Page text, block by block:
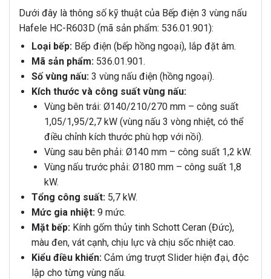
Dưới đây là thông số kỹ thuật của Bếp điện 3 vùng nấu
Hafele HC-R603D (mã sản phẩm: 536.01.901):
Loại bếp:Bếp điện (bếp hồng ngoại), lắp đặt âm.
Mã sản phẩm:536.01.901.
Số vùng nấu:3 vùng nấu điện (hồng ngoại).
Kích thước và công suất vùng nấu:
Vùng bên trái: Ø140/210/270 mm – công suất
1,05/1,95/2,7 kW (vùng nấu 3 vòng nhiệt, có thể
điều chỉnh kích thước phù hợp với nồi).
Vùng sau bên phải: Ø140 mm – công suất 1,2 kW.
Vùng nấu trước phải: Ø180 mm – công suất 1,8
kW.
Tổng công suất:5,7 kW.
Mức gia nhiệt:9 mức.
Mặt bếp:Kính gốm thủy tinh Schott Ceran (Đức),
màu đen, vát cạnh, chịu lực và chịu sốc nhiệt cao.
Kiểu điều khiển:Cảm ứng trượt Slider hiện đại, độc
lập cho từng vùng nấu.